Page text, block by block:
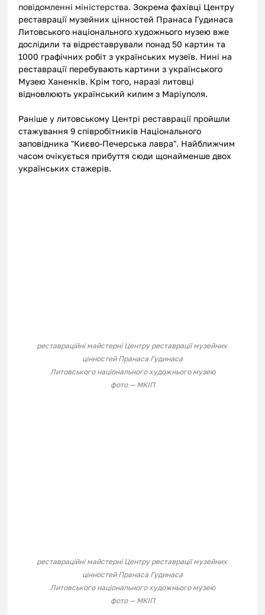
повідомленні міністерства. Зокрема фахівці Центру
реставрації музейних цінностей Пранаса Гудинаса
Литовського національного художнього музею вже
дослідили та відреставрували понад 50 картин та
1000 графічних робіт з українських музеїв. Нині на
реставрації перебувають картини з українського
Музею Ханенків. Крім того, наразі литовці
відновлюють український килим з Маріуполя.
Раніше у литовському Центрі реставрації пройшли
стажування 9 співробітників Національного
заповідника "Києво-Печерська лавра". Найближчим
часом очікується прибуття сюди щонайменше двох
українських стажерів.
реставраційні майстерні Центру реставрації музейних
цінностей Пранаса Гудинаса
Литовського національного художнього музею
фото — МКІП
реставраційні майстерні Центру реставрації музейних
цінностей Пранаса Гудинаса
Литовського національного художнього музею
фото — МКІП